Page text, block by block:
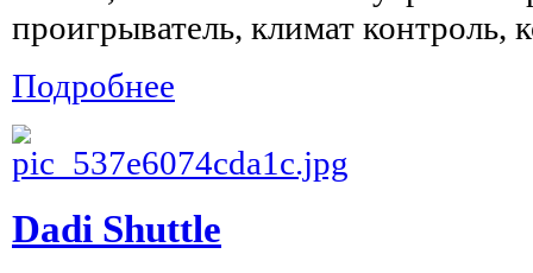
проигрыватель, климат контроль,
Подробнее
Dadi Shuttle